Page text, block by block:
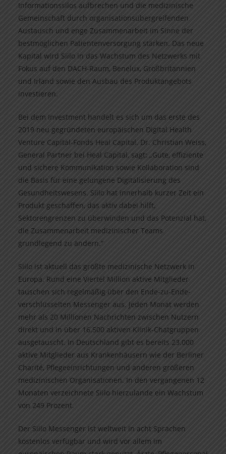
Informationssilos aufbrechen und die medizinische
Gemeinschaft durch organisationsübergreifenden
Austausch und enge Zusammenarbeit im Sinne der
bestmöglichen Patientenversorgung stärken. Das neue
Kapital wird Siilo in das Wachstum des Netzwerks mit
Fokus auf den DACH-Raum, Benelux, Großbritannien
und Irland sowie den Ausbau des Produktangebots
investieren.
Bei dem Investment handelt es sich um das erste des
2019 neu gegründeten europäischen Digital Health
Venture Capital-Fonds Heal Capital. Dr. Christian Weiss,
General Partner bei Heal Capital, sagt: „Gute, effiziente
und sichere Kommunikation sowie Kollaboration sind
die Basis für eine gelungene Digitalisierung des
Gesundheitswesens. Siilo hat innerhalb kurzer Zeit ein
Produkt geschaffen, das aktiv dabei hilft,
Sektorengrenzen zu überwinden und das Potenzial hat,
die Zusammenarbeit medizinischer Teams
grundlegend zu ändern.“
Siilo ist aktuell das größte medizinische Netzwerk in
Europa. Rund eine Viertel Million aktive Mitglieder
tauschen sich regelmäßig über den Ende-zu-Ende-
verschlüsselten Messenger aus. Jeden Monat werden
mehr als 20 Millionen Nachrichten zwischen Nutzern
direkt und in über 16.500 aktiven Klinik-Chatgruppen
ausgetauscht. In Deutschland gibt es bereits 23.000
aktive Mitglieder aus Krankenhäusern wie der Berliner
Charité, Pflegeeinrichtungen und anderen größeren
medizinischen Organisationen. In den vergangenen 12
Monaten verzeichnete Siilo hierzulande ein Wachstum
von 249 Prozent.
Der Siilo Messenger ist weltweit in acht Sprachen
kostenlos verfügbar und wird vor allem im